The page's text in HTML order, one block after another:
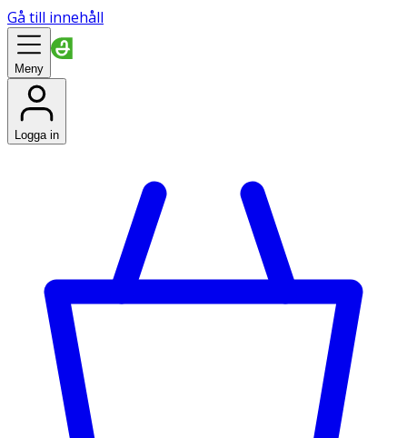
Gå till innehåll
Meny
Logga in